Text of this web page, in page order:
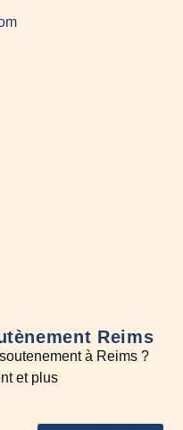
Reims
à Reims ?
et plus